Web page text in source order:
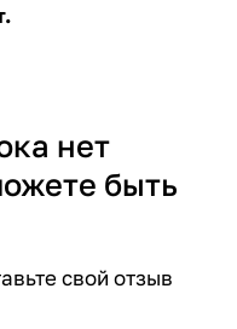
нет
быть
свой отзыв